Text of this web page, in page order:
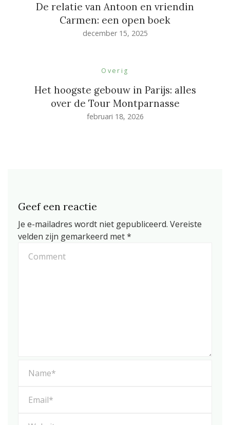
De relatie van Antoon en vriendin
Carmen: een open boek
december 15, 2025
Overig
Het hoogste gebouw in Parijs: alles
over de Tour Montparnasse
februari 18, 2026
Geef een reactie
Je e-mailadres wordt niet gepubliceerd. Vereiste
velden zijn gemarkeerd met*